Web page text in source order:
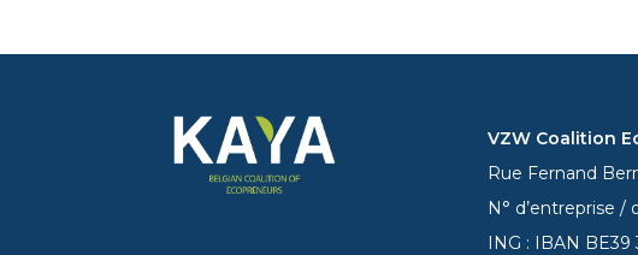
VZW Coalition
Rue Fernand
N° d’entreprise
ING : IBAN BE39